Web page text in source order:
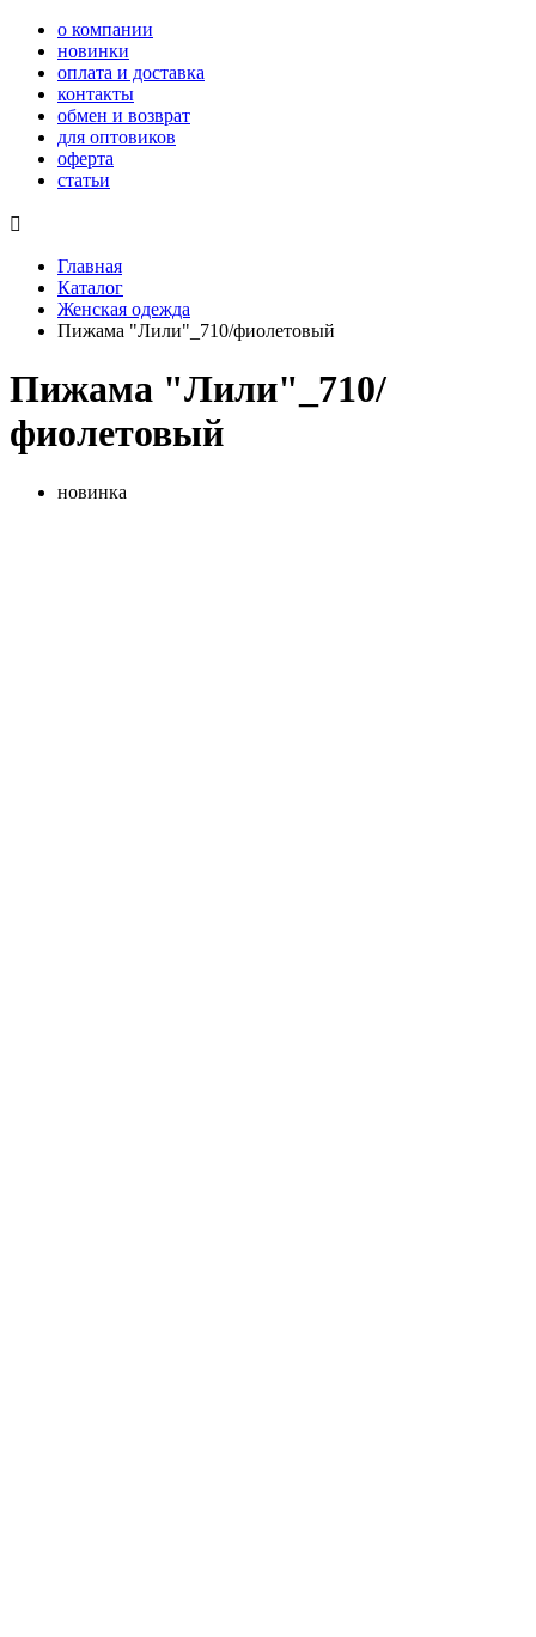
о компании
новинки
оплата и доставка
контакты
обмен и возврат
для оптовиков
оферта
статьи

Главная
Каталог
Женская одежда
Пижама "Лили"_710/фиолетовый
Пижама "Лили"_710/
фиолетовый
новинка